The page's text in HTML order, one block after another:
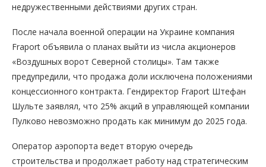
недружественными действиями других стран.
После начала военной операции на Украине компания
Fraport объявила о планах выйти из числа акционеров
«Воздушных ворот Северной столицы». Там также
предупредили, что продажа доли исключена положениями
концессионного контракта. Гендиректор Fraport Штефан
Шульте заявлял, что 25% акций в управляющей компании
Пулково невозможно продать как минимум до 2025 года.
Оператор аэропорта ведет вторую очередь
строительства и продолжает работу над стратегическим